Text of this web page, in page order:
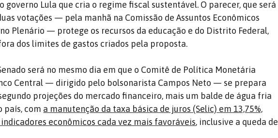
governo Lula que cria o regime fiscal sustentável. O parecer, que será
votações — pela manhã na Comissão de Assuntos Econômicos
no Plenário — protege os recursos da educação e do Distrito Federal,
dos limites de gastos criados pela proposta.
será no mesmo dia em que o Comitê de Política Monetária
Central — dirigido pelo bolsonarista Campos Neto — se prepara
projeções do mercado financeiro, mais um balde de água fria
país, com a manutenção da taxa básica de juros (Selic) em 13,75%,
econômicos cada vez mais favoráveis, inclusive a queda de